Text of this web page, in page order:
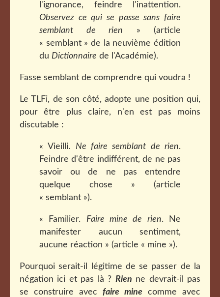
l'ignorance, feindre l'inattention.
Observez ce qui se passe sans faire
semblant de rien » (article
« semblant » de la neuvième édition
du Dictionnaire de l'Académie).
Fasse semblant de comprendre qui voudra !
Le TLFi, de son côté, adopte une position qui,
pour être plus claire, n'en est pas moins
discutable :
« Vieilli. Ne faire semblant de rien.
Feindre d'être indifférent, de ne pas
savoir ou de ne pas entendre
quelque chose » (article
« semblant »).
« Familier. Faire mine de rien. Ne
manifester aucun sentiment,
aucune réaction » (article « mine »).
Pourquoi serait-il légitime de se passer de la
négation ici et pas là ? Rien ne devrait-il pas
se construire avec faire mine comme avec